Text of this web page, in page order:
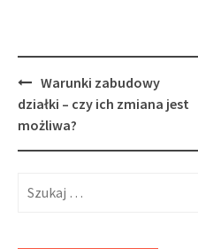
Post
navigation
Warunki zabudowy
działki – czy ich zmiana jest
możliwa?